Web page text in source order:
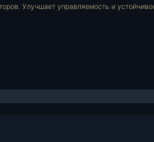
Улучшает управляемость и